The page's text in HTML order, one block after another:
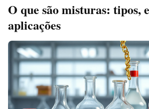
O que são misturas: tipos,
aplicações